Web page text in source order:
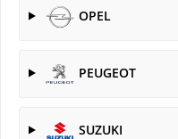
OPEL
PEUGEOT
SUZUKI